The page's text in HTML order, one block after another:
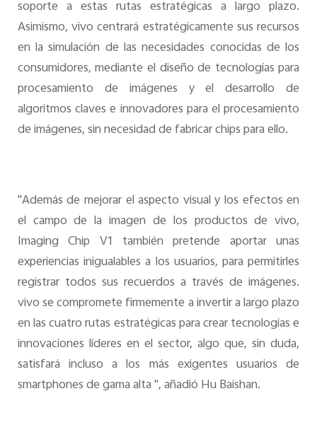
soporte a estas rutas estratégicas a largo plazo.
Asimismo, vivo centrará estratégicamente sus recursos
en la simulación de las necesidades conocidas de los
consumidores, mediante el diseño de tecnologías para
procesamiento de imágenes y el desarrollo de
algoritmos claves e innovadores para el procesamiento
de imágenes, sin necesidad de fabricar chips para ello.
"Además de mejorar el aspecto visual y los efectos en
el campo de la imagen de los productos de vivo,
Imaging Chip V1 también pretende aportar unas
experiencias inigualables a los usuarios, para permitirles
registrar todos sus recuerdos a través de imágenes.
vivo se compromete firmemente a invertir a largo plazo
en las cuatro rutas estratégicas para crear tecnologías e
innovaciones líderes en el sector, algo que, sin duda,
satisfará incluso a los más exigentes usuarios de
smartphones de gama alta ", añadió Hu Baishan.